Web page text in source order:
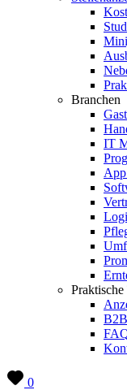
Branchen
IT
0